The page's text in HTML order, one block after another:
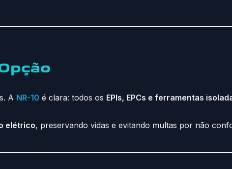
A NR-10 é clara: todos os EPIs, EPCs e ferramentas
elétrico, preservando vidas e evitando multas por não